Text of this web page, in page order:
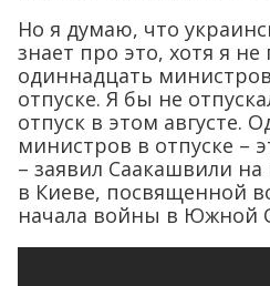
Но я думаю, что
знает про это, хотя я
одиннадцать
отпуске. Я бы не
отпуск в этом августе.
министров в отпуске –
– заявил Саакашвили
в Киеве, посвященной
начала войны в Южной